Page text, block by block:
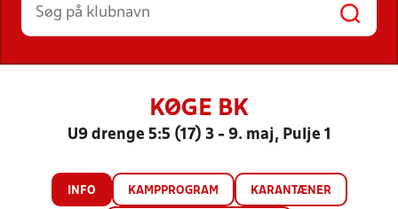
KØGE BK
U9 drenge 5:5 (17) 3 - 9. maj, Pulje 1
INFO KAMPPROGRAM KARANTÆNER